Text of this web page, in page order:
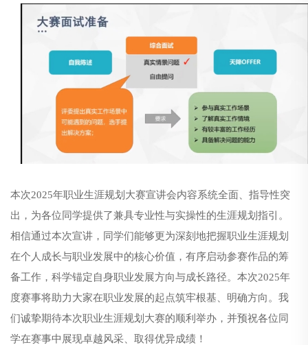
本次2025年职业生涯规划大赛宣讲会内容系统全面、指导性突
出，为各位同学提供了兼具专业性与实操性的生涯规划指引。
相信通过本次宣讲，同学们能够更为深刻地把握职业生涯规划
在个人成长与职业发展中的核心价值，有序启动参赛作品的筹
备工作，科学锚定自身职业发展方向与成长路径。本次2025年
度赛事将助力大家在职业发展的起点筑牢根基、明确方向。我
们诚挚期待本次职业生涯规划大赛的顺利举办，并预祝各位同
学在赛事中展现卓越风采、取得优异成绩！